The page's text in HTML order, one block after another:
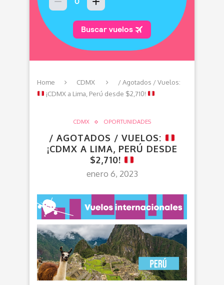
Home CDMX
/ Agotados / Vuelos:
¡CDMX a Lima, Perú desde $2,710!
CDMX OPORTUNIDADES
/ AGOTADOS / VUELOS:
¡CDMX A LIMA, PERÚ DESDE
$2,710!
enero 6, 2023